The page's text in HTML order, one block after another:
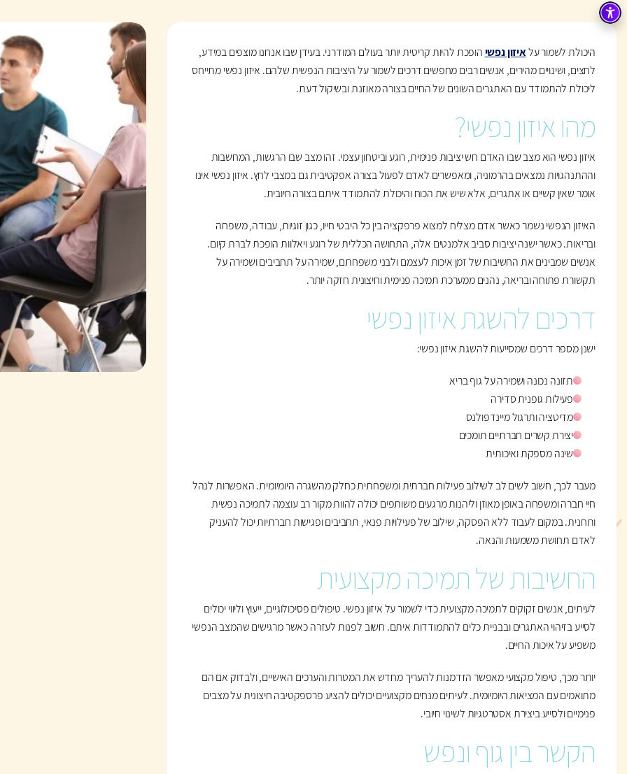
היכולת לשמור עלאיזון נפשיהופכת להיות קריטית יותר בעולם המודרני. בעידן שבו אנחנו מוצפים במידע,
לחצים, ושינויים מהירים, אנשים רבים מחפשים דרכים לשמור על היציבות הנפשית שלהם. איזון נפשי מתייחס
ליכולת להתמודד עם האתגרים השונים של החיים בצורה מאוזנת ובשיקול דעת.
מהו איזון נפשי?
איזון נפשי הוא מצב שבו האדם חש יציבות פנימית, רוגע וביטחון עצמי. זהו מצב שבו הרגשות, המחשבות
וההתנהגויות נמצאים בהרמוניה, ומאפשרים לאדם לפעול בצורה אפקטיבית גם במצבי לחץ. איזון נפשי אינו
אומר שאין קשיים או אתגרים, אלא שיש את הכוח והיכולת להתמודד איתם בצורה חיובית.
האיזון הנפשי נשמר כאשר אדם מצליח למצוא פרפקציה בין כל היבטי חייו, כגון זוגיות, עבודה, משפחה
ובריאות. כאשר ישנה יציבות סביב אלמנטים אלה, התחושה הכללית של רוגע ויאלוות הופכת לברת קיום.
אנשים שמבינים את החשיבות של זמן איכות לעצמם ולבני משפחתם, שמירה על תחביבים ושמירה על
תקשורת פתוחה ובריאה, נהנים ממערכת תמיכה פנימית וחיצונית חזקה יותר.
דרכים להשגת איזון נפשי
ישנן מספר דרכים שמסייעות להשגת איזון נפשי:
תזונה נכונה ושמירה על גוף בריא
פעילות גופנית סדירה
מדיטציה ותרגול מיינדפולנס
יצירת קשרים חברתיים תומכים
שינה מספקת ואיכותית
מעבר לכך, חשוב לשים לב לשילוב פעילות חברתית ומשפחתית כחלק מהשגרה היומיומית. האפשרות לנהל
חיי חברה ומשפחה באופן מאוזן וליהנות מרגעים משותפים יכולה להוות מקור רב עוצמה לתמיכה נפשית
ורוחנית. במקום לעבוד ללא הפסקה, שילוב של פעילויות פנאי, תחביבים ופגישות חברתיות יכול להעניק
לאדם תחושת משמעות והנאה.
החשיבות של תמיכה מקצועית
לעיתים, אנשים זקוקים לתמיכה מקצועית כדי לשמור על איזון נפשי. טיפולים פסיכולוגיים, ייעוץ וליווי יכולים
לסייע בזיהוי האתגרים ובבניית כלים להתמודדות איתם. חשוב לפנות לעזרה כאשר מרגישים שהמצב הנפשי
משפיע על איכות החיים.
יותר מכך, טיפול מקצועי מאפשר הזדמנות להעריך מחדש את המטרות והערכים האישיים, ולבדוק אם הם
מתואמים עם המציאות היומיומית. לעיתים מנחים מקצועיים יכולים להציע פרספקטיבה חיצונית על מצבים
פנימיים ולסייע ביצירת אסטרטגיות לשינוי חיובי.
הקשר בין גוף ונפש